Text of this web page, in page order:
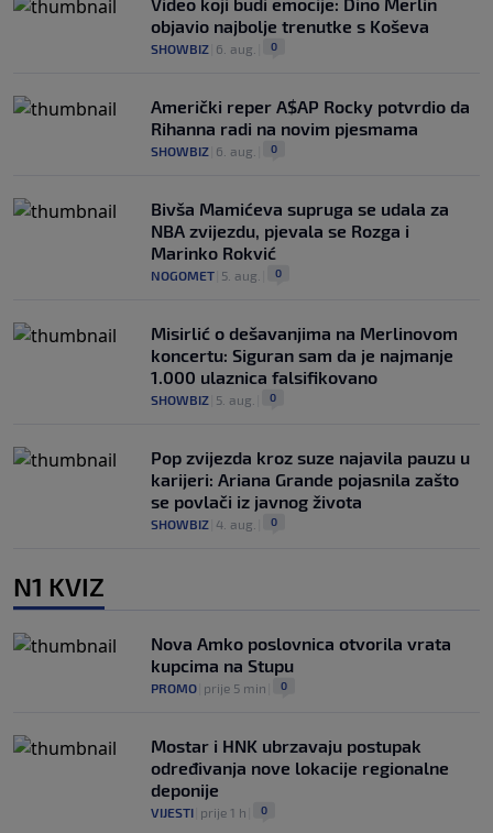
objavio najbolje trenutke s Koševa
SHOWBIZ 6. aug. 0
Američki reper A$AP Rocky potvrdio da
Rihanna radi na novim pjesmama
SHOWBIZ 6. aug. 0
Bivša Mamićeva supruga se udala za
NBA zvijezdu, pjevala se Rozga i
Marinko Rokvić
NOGOMET 5. aug. 0
Misirlić o dešavanjima na Merlinovom
koncertu: Siguran sam da je najmanje
1.000 ulaznica falsifikovano
SHOWBIZ 5. aug. 0
Pop zvijezda kroz suze najavila pauzu u
karijeri: Ariana Grande pojasnila zašto
se povlači iz javnog života
SHOWBIZ 4. aug. 0
N1 KVIZ
Nova Amko poslovnica otvorila vrata
kupcima na Stupu
PROMO prije 5 min 0
Mostar i HNK ubrzavaju postupak
određivanja nove lokacije regionalne
deponije
VIJESTI prije 1 h 0